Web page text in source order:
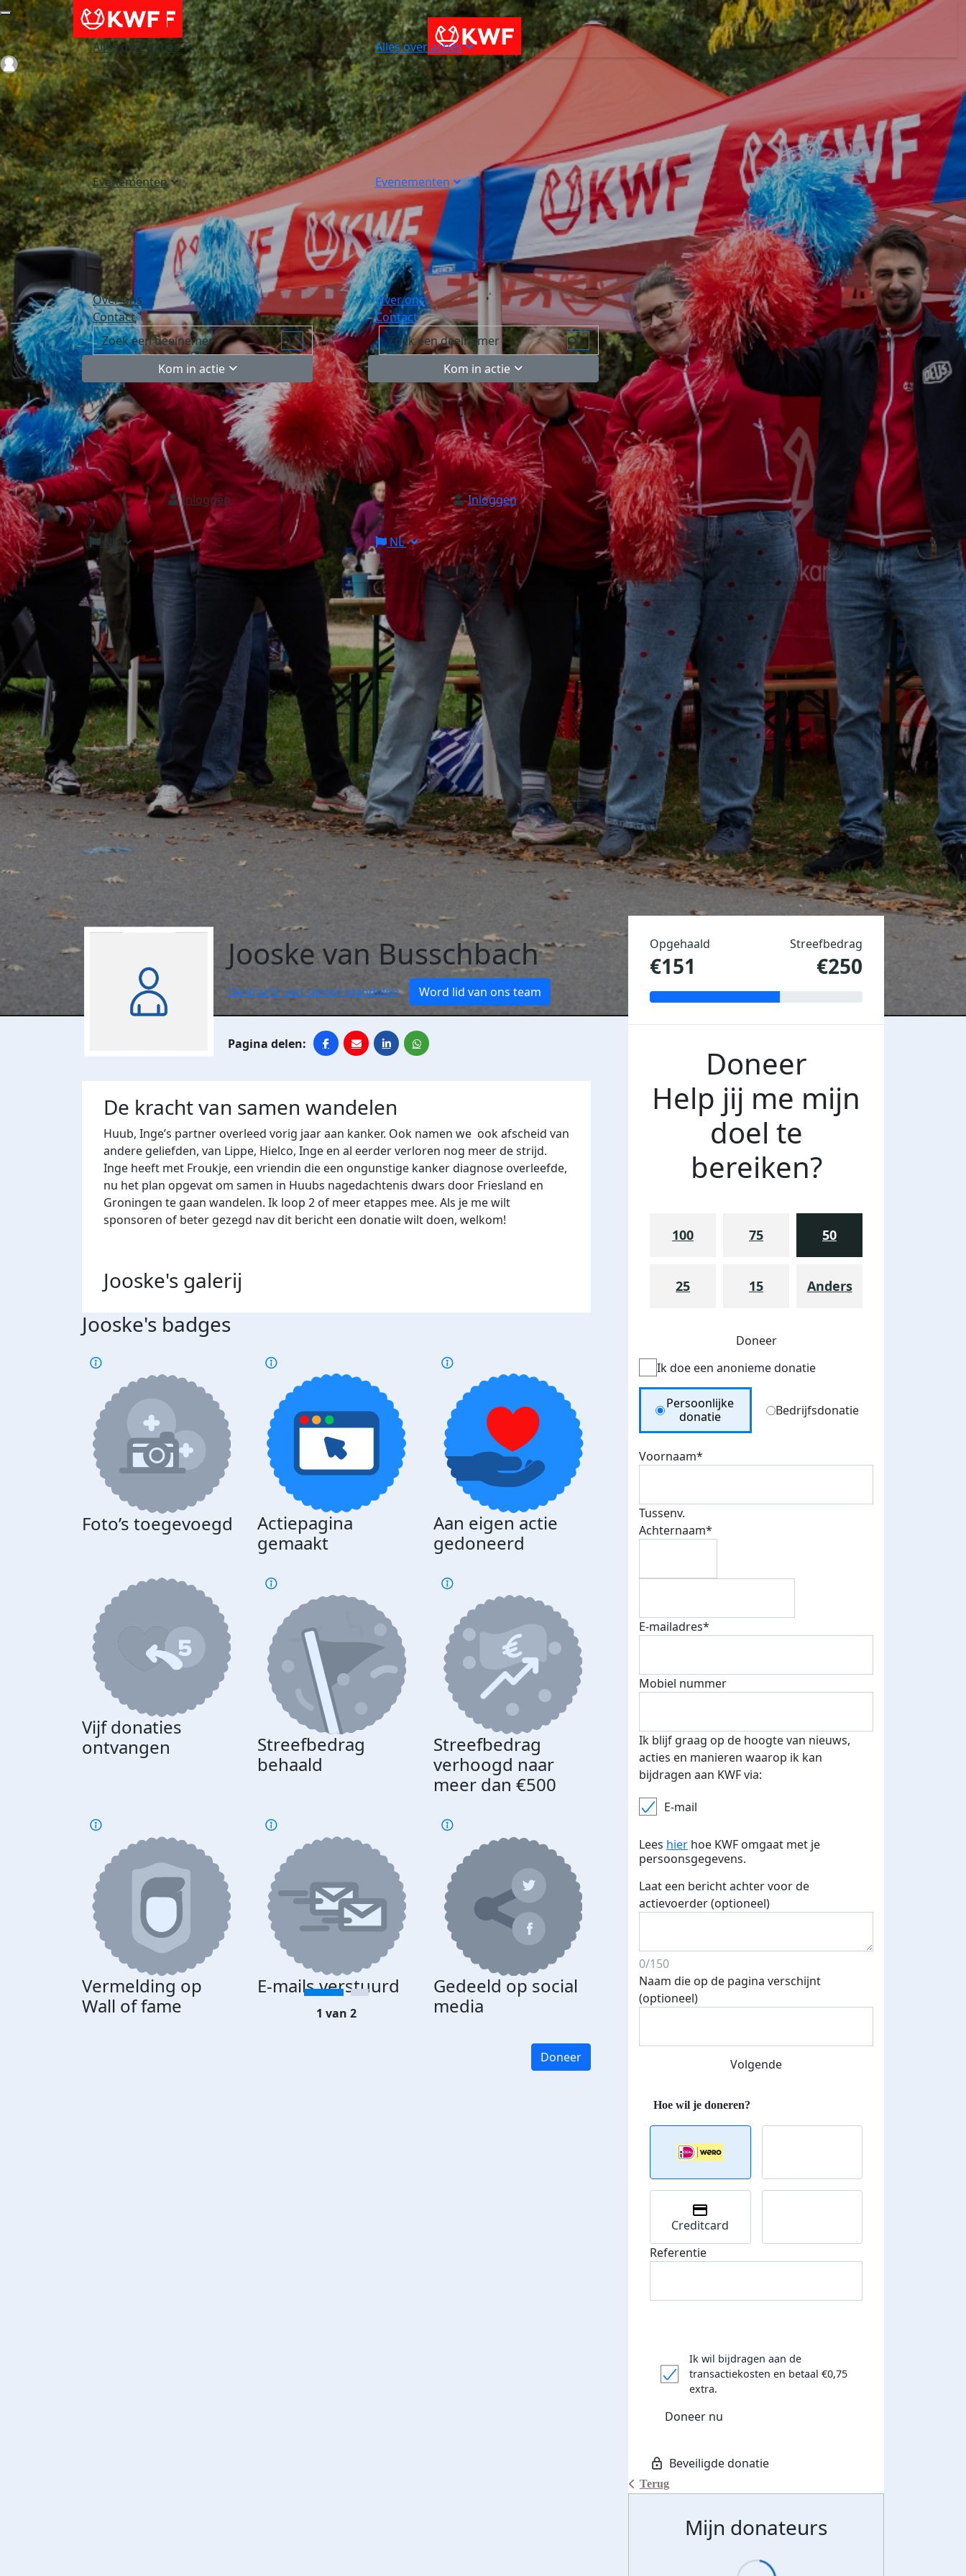
Alles over acties
Evenementen
Over ons
Contact
Kom in actie
Inloggen
NL
Alles over acties
Evenementen
Over ons
Contact
Kom in actie
Inloggen
NL
Login
Jooske van Busschbach
De kracht van samen wandelen Word lid van ons team
De kracht van samen wandelen
Huub, Inge’s partner overleed vorig jaar aan kanker. Ook namen we ook afscheid van
andere geliefden, van Lippe, Hielco, Inge en al eerder verloren nog meer de strijd.
Inge heeft met Froukje, een vriendin die een ongunstige kanker diagnose overleefde,
nu het plan opgevat om samen in Huubs nagedachtenis dwars door Friesland en
Groningen te gaan wandelen. Ik loop 2 of meer etappes mee. Als je me wilt
sponsoren of beter gezegd nav dit bericht een donatie wilt doen, welkom!
Jooske's galerij
Jooske's badges
Foto’s toegevoegd
Actiepagina
gemaakt
Aan eigen actie
gedoneerd
Vijf donaties
ontvangen
Streefbedrag
behaald
Streefbedrag
verhoogd naar
meer dan €500
Vermelding op
Wall of fame
E-mails verstuurd
Gedeeld op social
media
Donateurs
bedankt
1 van 2
Doneer
Opgehaald
€151
Streefbedrag
€250
Doneer
Help jij me mijn
doel te
bereiken?
100 75 50
25 15 Anders
Doneer
Ik doe een anonieme donatie
Donation Type
Persoonlijke
donatie
Bedrijfsdonatie
Voornaam*
Tussenv.
Achternaam*
E-mailadres*
Mobiel nummer
Ik blijf graag op de hoogte van nieuws,
acties en manieren waarop ik kan
bijdragen aan KWF via:
E-mail
Lees hier hoe KWF omgaat met je
persoonsgegevens.
Laat een bericht achter voor de
actievoerder (optioneel)
0/150
Naam die op de pagina verschijnt
(optioneel)
Volgende
Terug
Creditcard
Referentie
Ik wil bijdragen aan de
transactiekosten en betaal €0,75
extra.
Doneer nu
Mijn donateurs